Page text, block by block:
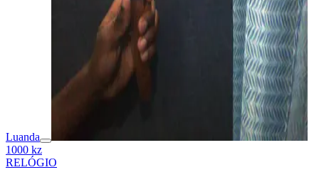
Luanda
1000 kz
RELÓGIO